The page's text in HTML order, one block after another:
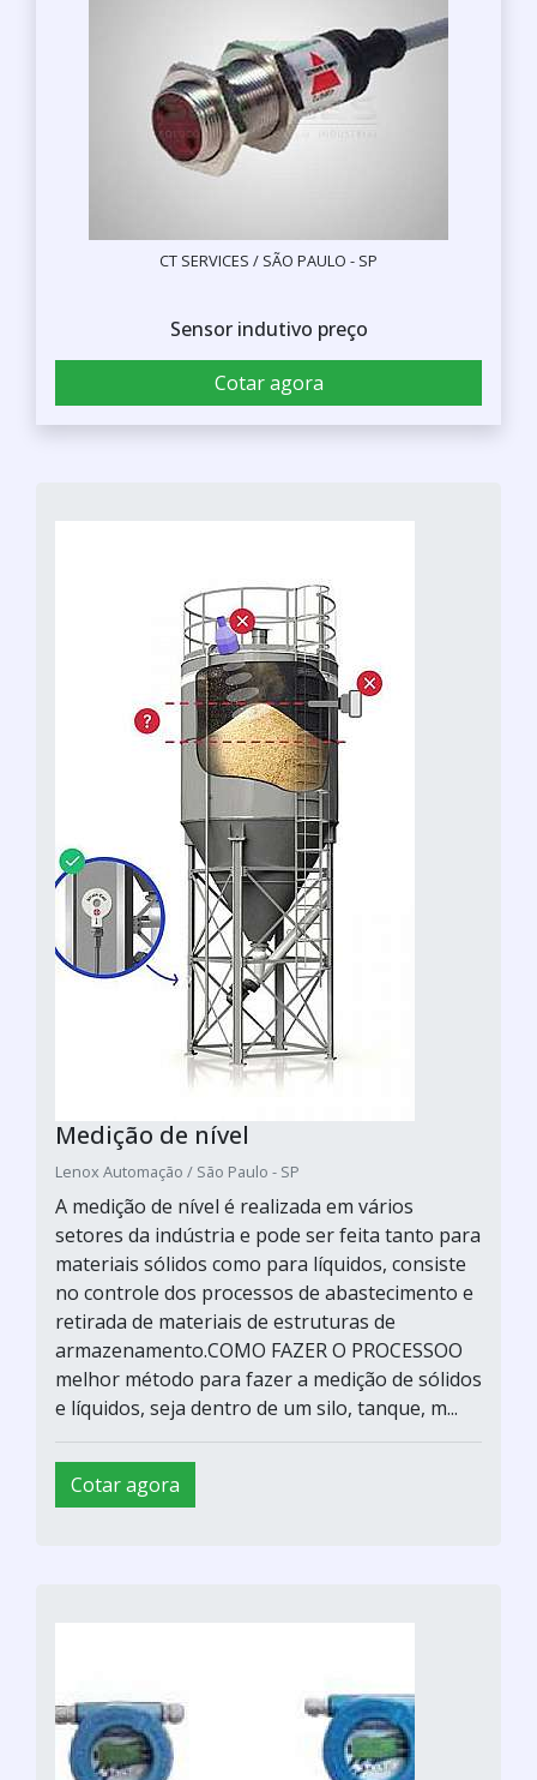
CT SERVICES / SÃO PAULO - SP
Sensor indutivo preço
Cotar agora
Medição de nível
Lenox Automação / São Paulo - SP
A medição de nível é realizada em vários
setores da indústria e pode ser feita tanto para
materiais sólidos como para líquidos, consiste
no controle dos processos de abastecimento e
retirada de materiais de estruturas de
armazenamento.COMO FAZER O PROCESSOO
melhor método para fazer a medição de sólidos
e líquidos, seja dentro de um silo, tanque, m...
Cotar agora